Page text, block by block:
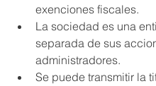
exenciones fiscales.
La sociedad es una
separada de sus
administradores.
Se puede transmitir la